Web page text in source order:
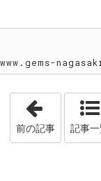
www.gems-
「『ザ
前の記事 記事